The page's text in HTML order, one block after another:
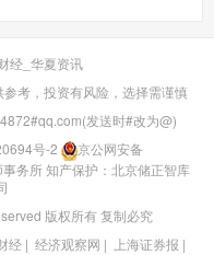
经_华夏资讯
考，投资有风险，选择需谨慎
发送时#改为@)
号-2
京公网安备
务所知产保护：北京储正智库
版权所有 复制必究
经 | 经济观察网 | 上海证券报 |